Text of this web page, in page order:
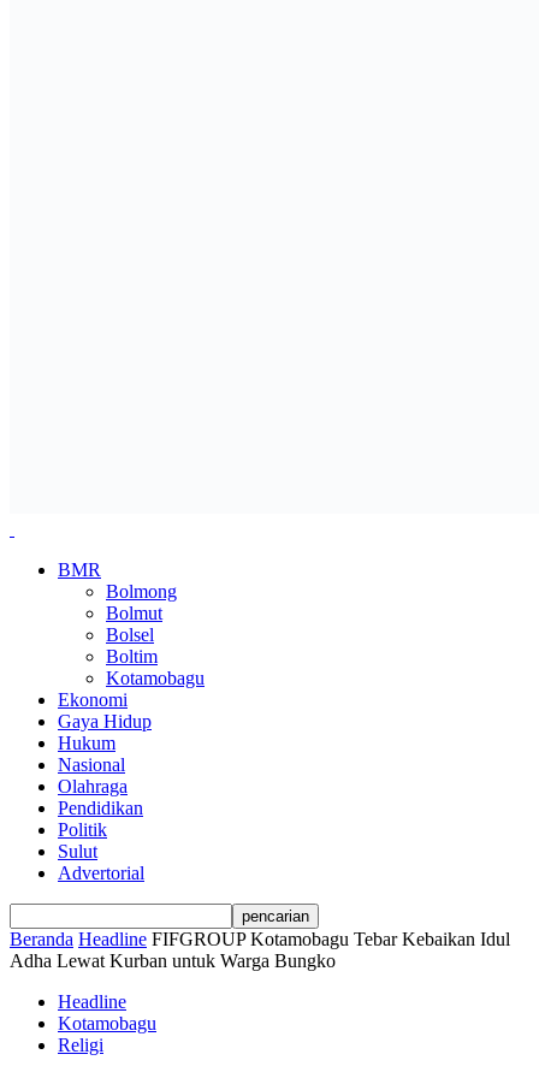
BMR
Bolmong
Bolmut
Bolsel
Boltim
Kotamobagu
Ekonomi
Gaya Hidup
Hukum
Nasional
Olahraga
Pendidikan
Politik
Sulut
Advertorial
Beranda Headline FIFGROUP Kotamobagu Tebar Kebaikan Idul
Adha Lewat Kurban untuk Warga Bungko
Headline
Kotamobagu
Religi